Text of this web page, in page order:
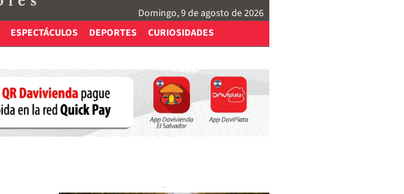
Domingo, 9 de agosto de 2026
ESPECTÁCULOS DEPORTES CURIOSIDADES